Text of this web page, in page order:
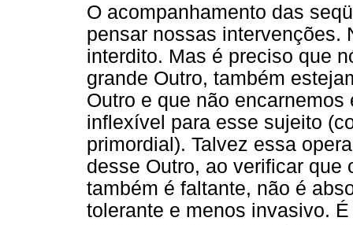
O acompanhamento das
pensar nossas intervenções.
interdito. Mas é preciso que
grande Outro, também
Outro e que não
inflexível para esse sujeito
primordial). Talvez essa
desse Outro, ao verificar que
também é faltante, não é
tolerante e menos invasivo.